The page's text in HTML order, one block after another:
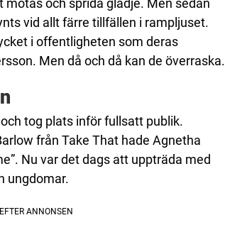
och sprida glädje. Men sedan
vid allt färre tillfällen i rampljuset.
i offentligheten som deras
Men då och då kan de överraska.
tog plats inför fullsatt publik.
från Take That hade Agnetha
Nu var det dags att uppträda med
ungdomar.